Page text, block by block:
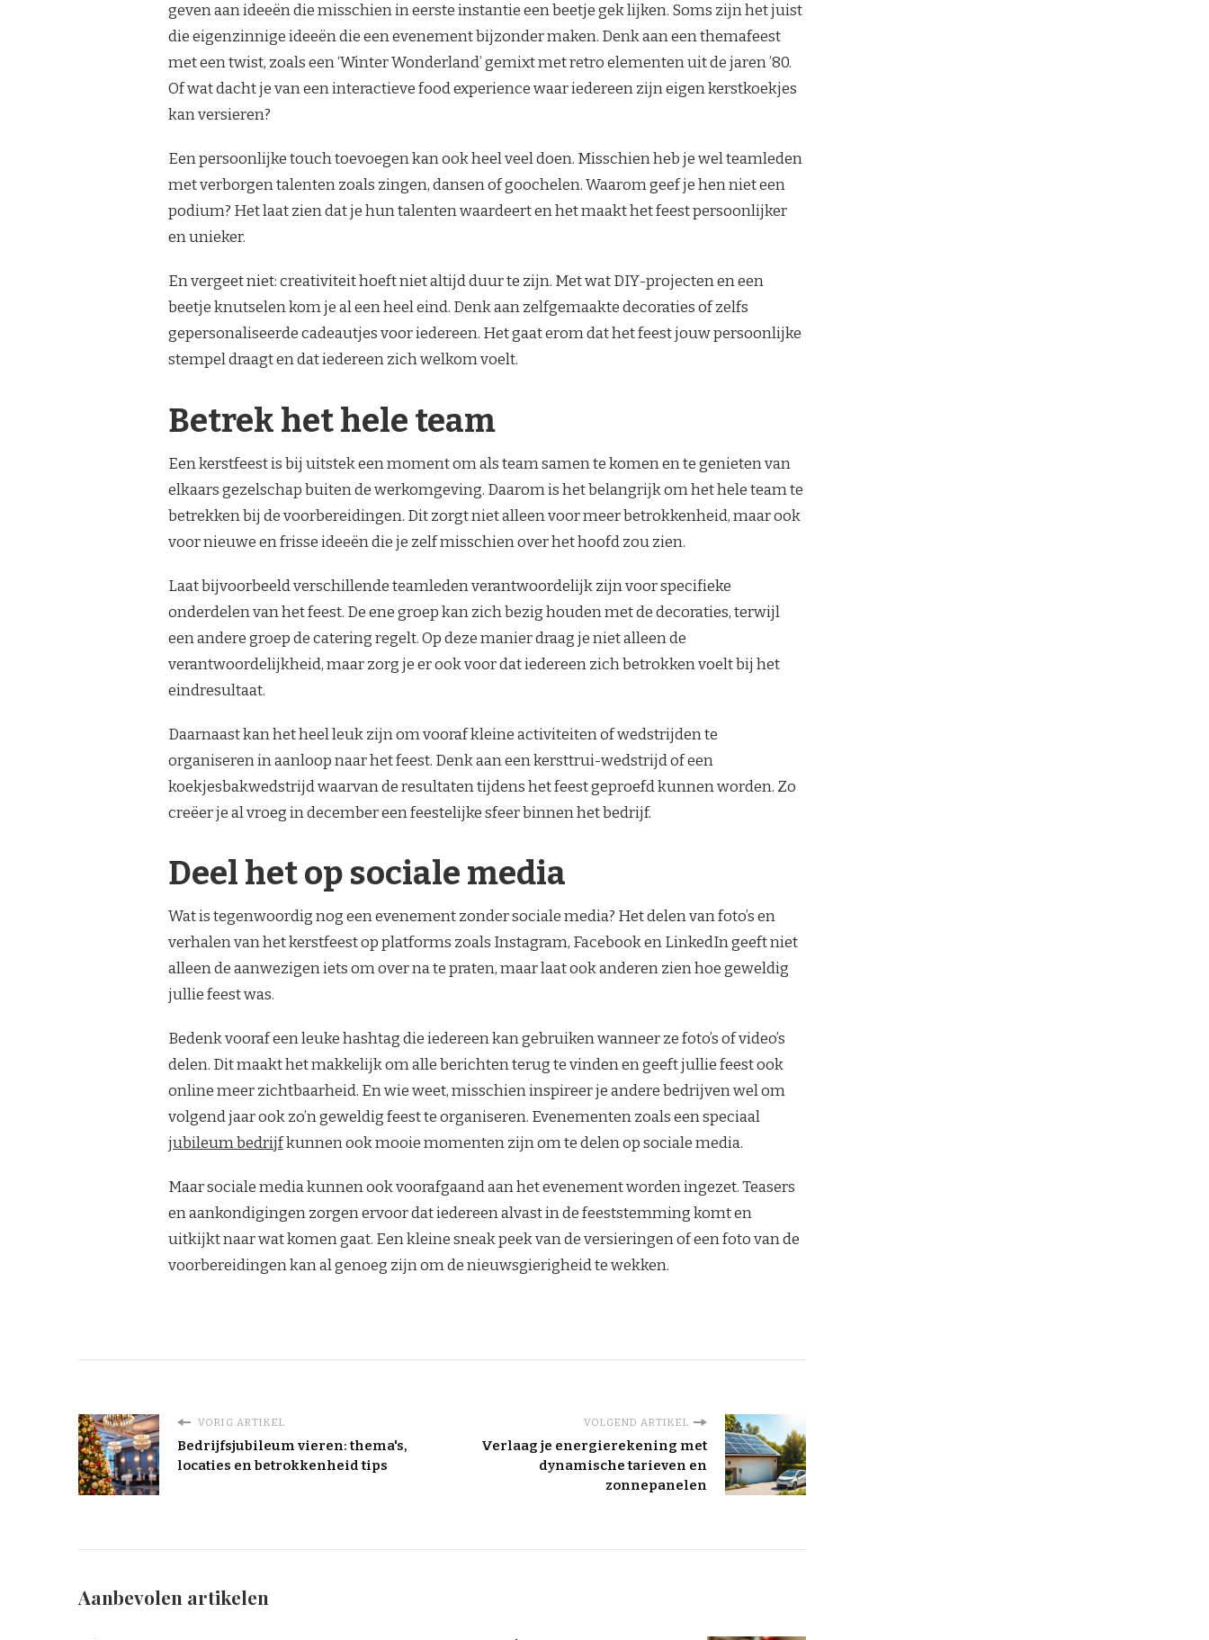
geven aan ideeën die misschien in eerste instantie een beetje gek lijken. Soms zijn het juist
die eigenzinnige ideeën die een evenement bijzonder maken. Denk aan een themafeest
met een twist, zoals een ‘Winter Wonderland’ gemixt met retro elementen uit de jaren ’80.
Of wat dacht je van een interactieve food experience waar iedereen zijn eigen kerstkoekjes
kan versieren?
Een persoonlijke touch toevoegen kan ook heel veel doen. Misschien heb je wel teamleden
met verborgen talenten zoals zingen, dansen of goochelen. Waarom geef je hen niet een
podium? Het laat zien dat je hun talenten waardeert en het maakt het feest persoonlijker
en unieker.
En vergeet niet: creativiteit hoeft niet altijd duur te zijn. Met wat DIY-projecten en een
beetje knutselen kom je al een heel eind. Denk aan zelfgemaakte decoraties of zelfs
gepersonaliseerde cadeautjes voor iedereen. Het gaat erom dat het feest jouw persoonlijke
stempel draagt en dat iedereen zich welkom voelt.
Betrek het hele team
Een kerstfeest is bij uitstek een moment om als team samen te komen en te genieten van
elkaars gezelschap buiten de werkomgeving. Daarom is het belangrijk om het hele team te
betrekken bij de voorbereidingen. Dit zorgt niet alleen voor meer betrokkenheid, maar ook
voor nieuwe en frisse ideeën die je zelf misschien over het hoofd zou zien.
Laat bijvoorbeeld verschillende teamleden verantwoordelijk zijn voor specifieke
onderdelen van het feest. De ene groep kan zich bezig houden met de decoraties, terwijl
een andere groep de catering regelt. Op deze manier draag je niet alleen de
verantwoordelijkheid, maar zorg je er ook voor dat iedereen zich betrokken voelt bij het
eindresultaat.
Daarnaast kan het heel leuk zijn om vooraf kleine activiteiten of wedstrijden te
organiseren in aanloop naar het feest. Denk aan een kersttrui-wedstrijd of een
koekjesbakwedstrijd waarvan de resultaten tijdens het feest geproefd kunnen worden. Zo
creëer je al vroeg in december een feestelijke sfeer binnen het bedrijf.
Deel het op sociale media
Wat is tegenwoordig nog een evenement zonder sociale media? Het delen van foto’s en
verhalen van het kerstfeest op platforms zoals Instagram, Facebook en LinkedIn geeft niet
alleen de aanwezigen iets om over na te praten, maar laat ook anderen zien hoe geweldig
jullie feest was.
Bedenk vooraf een leuke hashtag die iedereen kan gebruiken wanneer ze foto’s of video’s
delen. Dit maakt het makkelijk om alle berichten terug te vinden en geeft jullie feest ook
online meer zichtbaarheid. En wie weet, misschien inspireer je andere bedrijven wel om
volgend jaar ook zo’n geweldig feest te organiseren. Evenementen zoals een speciaal
jubileum bedrijfkunnen ook mooie momenten zijn om te delen op sociale media.
Maar sociale media kunnen ook voorafgaand aan het evenement worden ingezet. Teasers
en aankondigingen zorgen ervoor dat iedereen alvast in de feeststemming komt en
uitkijkt naar wat komen gaat. Een kleine sneak peek van de versieringen of een foto van de
voorbereidingen kan al genoeg zijn om de nieuwsgierigheid te wekken.
VORIG ARTIKEL
Bedrijfsjubileum vieren: thema's,
locaties en betrokkenheid tips
VOLGEND ARTIKEL
Verlaag je energierekening met
dynamische tarieven en
zonnepanelen
Aanbevolen artikelen